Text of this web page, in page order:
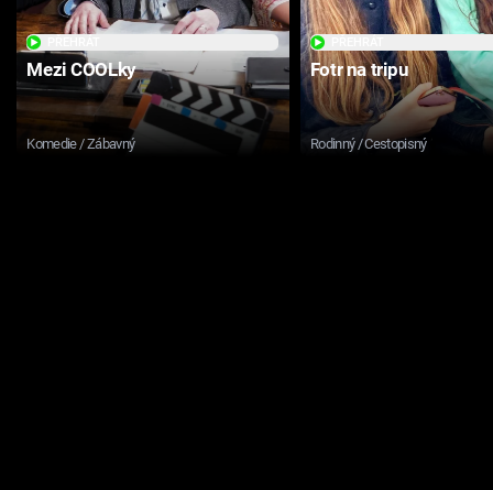
Mezi COOLky
Komedie / Zábavný
Fotr na tripu
Rodinný / Cestopisný